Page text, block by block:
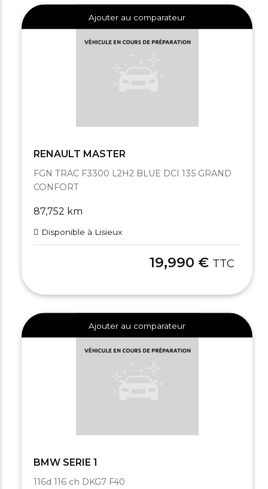
Ajouter au comparateur
RENAULT MASTER
FGN TRAC F3300 L2H2 BLUE DCI 135 GRAND
CONFORT
87,752 km
Disponible à Lisieux
19,990 € TTC
Ajouter au comparateur
BMW SERIE 1
116d 116 ch DKG7 F40